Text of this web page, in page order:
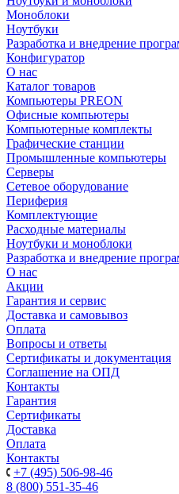
Моноблоки
Ноутбуки
Разработка и внедрение
Конфигуратор
О нас
Каталог товаров
Компьютеры PREON
Офисные компьютеры
Компьютерные комплекты
Графические станции
Промышленные компьютеры
Серверы
Сетевое оборудование
Периферия
Комплектующие
Расходные материалы
Ноутбуки и моноблоки
Разработка и внедрение
О нас
Акции
Гарантия и сервис
Доставка и самовывоз
Оплата
Вопросы и ответы
Сертификаты и документация
Соглашение на ОПД
Контакты
Гарантия
Сертификаты
Доставка
Оплата
Контакты
+7 (495) 506-98-46
8 (800) 551-35-46